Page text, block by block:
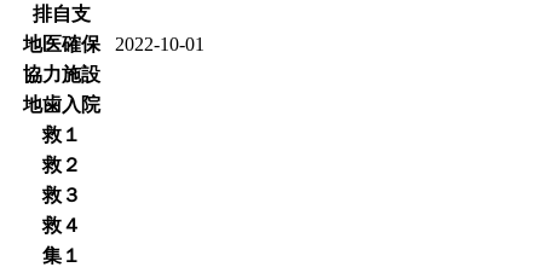
排自支
地医確保
2022-10-01
協力施設
地歯入院
救１
救２
救３
救４
集１